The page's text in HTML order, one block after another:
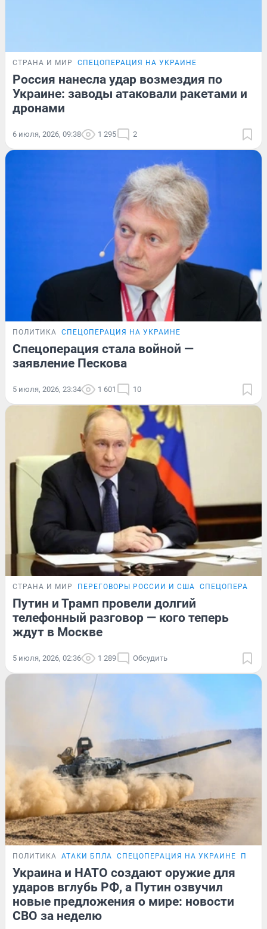
СТРАНА И МИР СПЕЦОПЕРАЦИЯ НА УКРАИНЕ
Россия нанесла удар возмездия по
Украине: заводы атаковали ракетами и
дронами
6 июля, 2026, 09:38 1 295 2
ПОЛИТИКА СПЕЦОПЕРАЦИЯ НА УКРАИНЕ
Спецоперация стала войной —
заявление Пескова
5 июля, 2026, 23:34 1 601 10
СТРАНА И МИР ПЕРЕГОВОРЫ РОССИИ И США
Путин и Трамп провели долгий
телефонный разговор — кого теперь
ждут в Москве
5 июля, 2026, 02:36 1 289 Обсудить
ПОЛИТИКА АТАКИ БПЛА СПЕЦОПЕРАЦИЯ НА УКРАИНЕ
Украина и НАТО создают оружие для
ударов вглубь РФ, а Путин озвучил
новые предложения о мире: новости
СВО за неделю